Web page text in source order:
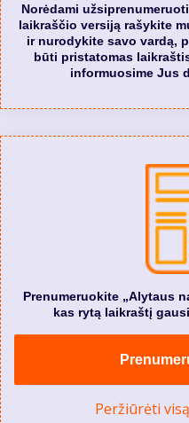
Norėdami
laikraščio versiją rašykite
ir nurodykite savo vardą,
būti pristatomas
informuosime Jus
Prenumeruokite „Alytaus
kas rytą laikraštį
Peržiūrėti